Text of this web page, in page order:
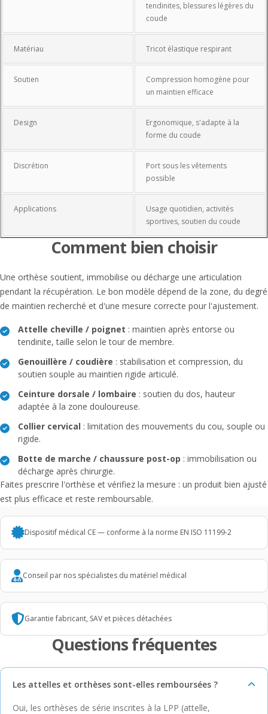
tendinites, blessures légères du
coude
Matériau Tricot élastique respirant
Soutien
Compression homogène pour
un maintien efficace
Design
Ergonomique, s'adapte à la
forme du coude
Discrétion
Port sous les vêtements
possible
Applications
Usage quotidien, activités
sportives, soutien du coude
Comment bien choisir
Une orthèse soutient, immobilise ou décharge une articulation
pendant la récupération. Le bon modèle dépend de la zone, du degré
de maintien recherché et d'une mesure correcte pour l'ajustement.
Attelle cheville / poignet : maintien après entorse ou
tendinite, taille selon le tour de membre.
Genouillère / coudière : stabilisation et compression, du
soutien souple au maintien rigide articulé.
Ceinture dorsale / lombaire : soutien du dos, hauteur
adaptée à la zone douloureuse.
Collier cervical : limitation des mouvements du cou, souple ou
rigide.
Botte de marche / chaussure post-op : immobilisation ou
décharge après chirurgie.
Faites prescrire l'orthèse et vérifiez la mesure : un produit bien ajusté
est plus efficace et reste remboursable.
Dispositif médical CE — conforme à la norme EN ISO 11199-2
Conseil par nos spécialistes du matériel médical
Garantie fabricant, SAV et pièces détachées
Questions fréquentes
Les attelles et orthèses sont-elles remboursées ?
Oui, les orthèses de série inscrites à la LPP (attelle,